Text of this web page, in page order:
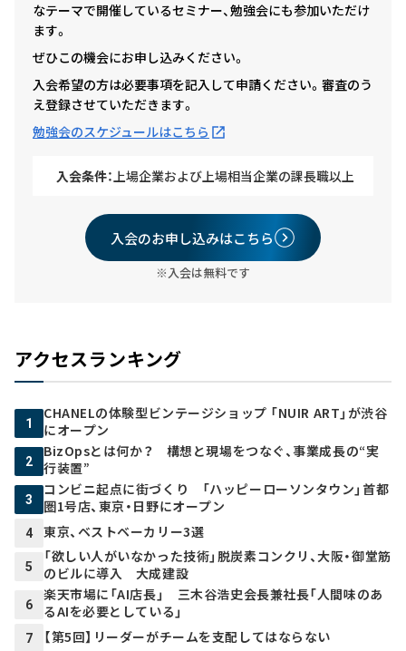
なテーマで開催しているセミナー、勉強会にも参加いただけ
ます。
ぜひこの機会にお申し込みください。
入会希望の方は必要事項を記入して申請ください。審査のう
え登録させていただきます。
勉強会のスケジュールはこちら
入会条件：上場企業および上場相当企業の課長職以上
入会のお申し込みはこちら
※入会は無料です
アクセスランキング
1
CHANELの体験型ビンテージショップ 「NUIR ART」が渋谷
にオープン
2
BizOpsとは何か？ 構想と現場をつなぐ、事業成長の“実
行装置”
3
コンビニ起点に街づくり 「ハッピーローソンタウン」首都
圏1号店、東京・日野にオープン
4 東京、ベストベーカリー3選
5
「欲しい人がいなかった技術」脱炭素コンクリ、大阪・御堂筋
のビルに導入 大成建設
6
楽天市場に「AI店長」 三木谷浩史会長兼社長「人間味のあ
るAIを必要としている」
7 【第5回】リーダーがチームを支配してはならない